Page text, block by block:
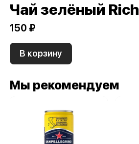
Чай зелёный Rich
150 ₽
В корзину
Мы рекомендуем